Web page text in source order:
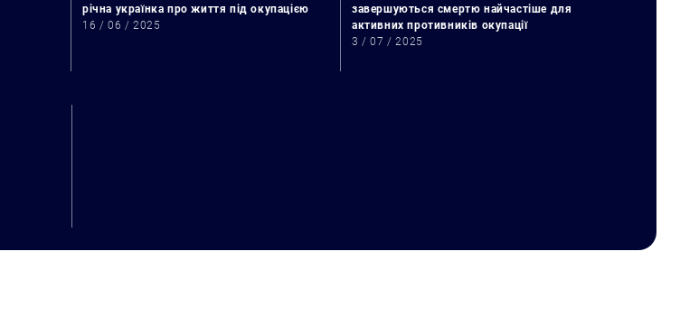
річна українка про життя під окупацією
16 / 06 / 2025
завершуються смертю найчастіше для
активних противників окупації
3 / 07 / 2025